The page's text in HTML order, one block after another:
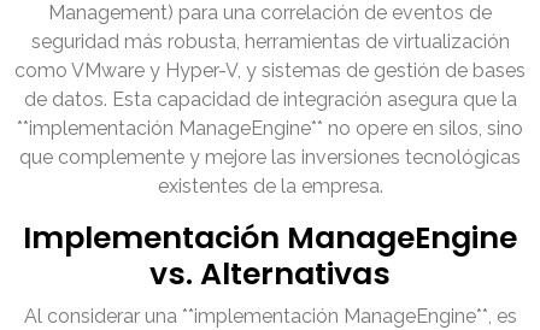
Management) para una correlación de eventos de
seguridad más robusta, herramientas de virtualización
como VMware y Hyper-V, y sistemas de gestión de bases
de datos. Esta capacidad de integración asegura que la
**implementación ManageEngine** no opere en silos, sino
que complemente y mejore las inversiones tecnológicas
existentes de la empresa.
Implementación ManageEngine
vs. Alternativas
Al considerar una **implementación ManageEngine**, es